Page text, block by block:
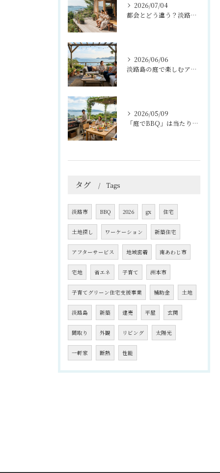
2026/07/04
都会とどう違う？淡路島暮らしを叶える『理想の移住住宅』のつくり方
2026/06/06
淡路島の庭で楽しむアウトドアリビング活用法
2026/05/09
「庭でBBQ」は当たり前？淡路島ライフを楽しむ外構プラン
タグ Tags
淡路市 BBQ 2026 gx 住宅
土地探し ワーケーション 新築住宅
アフターサービス 地域密着 南あわじ市
宅地 省エネ 子育て 洲本市
子育てグリーン住宅支援事業 補助金 土地
淡路島 新築 建売 平屋 玄関
間取り 外観 リビング 太陽光
一軒家 断熱 性能